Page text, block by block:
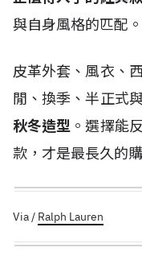
與自身風格的匹配。
皮革外套、風衣、
閒、換季、半正式
秋冬造型 。選擇能
款，才是最長久的
Via / Ralph Lauren